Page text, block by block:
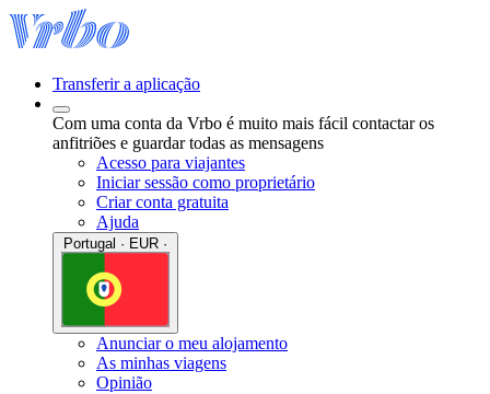
Transferir a aplicação
Com uma conta da Vrbo é muito mais fácil contactar os
anfitriões e guardar todas as mensagens
Acesso para viajantes
Iniciar sessão como proprietário
Criar conta gratuita
Ajuda
Anunciar o meu alojamento
As minhas viagens
Opinião